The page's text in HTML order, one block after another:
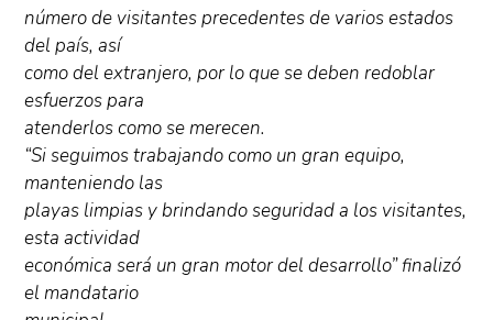
número de visitantes precedentes de varios estados
del país, así
como del extranjero, por lo que se deben redoblar
esfuerzos para
atenderlos como se merecen.
“Si seguimos trabajando como un gran equipo,
manteniendo las
playas limpias y brindando seguridad a los visitantes,
esta actividad
económica será un gran motor del desarrollo” finalizó
el mandatario